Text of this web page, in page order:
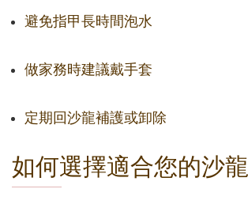
避免指甲長時間泡水
做家務時建議戴手套
定期回沙龍補護或卸除
如何選擇適合您的沙龍